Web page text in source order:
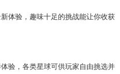
体验，趣味十足的挑战能让你收获
验，各类星球可供玩家自由挑选并